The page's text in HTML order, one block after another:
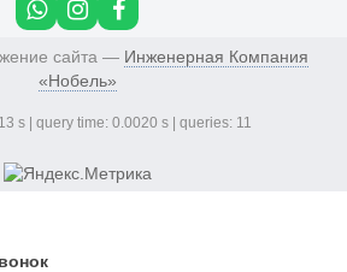
сайта — Инженерная Компания
«Нобель»
s | query time: 0.0020 s | queries: 11